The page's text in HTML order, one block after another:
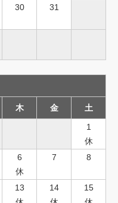
30 31
木 金
土
1
休
6
休
7 8
13
14
15